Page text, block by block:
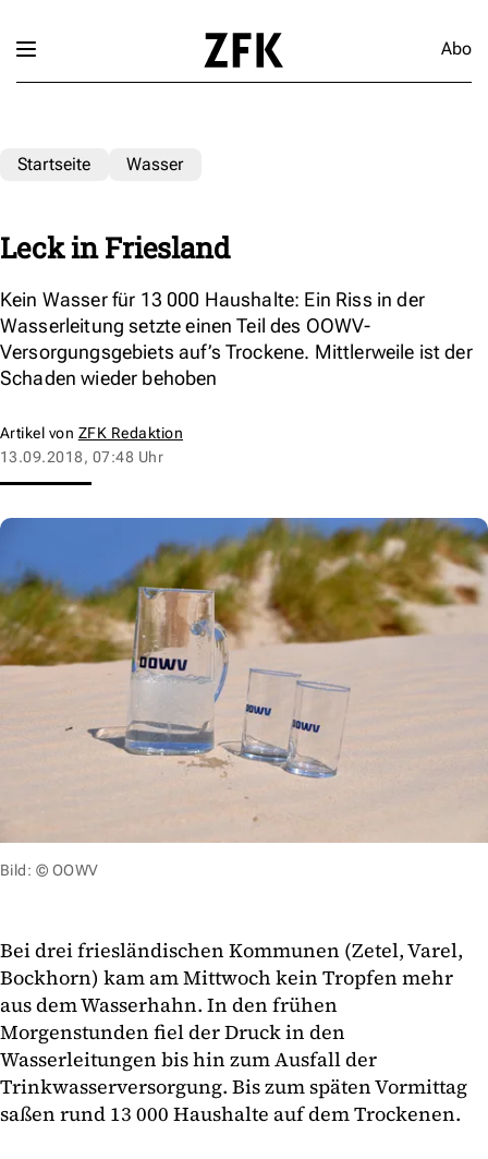
Abo
Startseite Wasser
Leck in Friesland
Kein Wasser für 13 000 Haushalte: Ein Riss in der
Wasserleitung setzte einen Teil des OOWV-
Versorgungsgebiets auf’s Trockene. Mittlerweile ist der
Schaden wieder behoben
Artikel von ZFK Redaktion
13.09.2018, 07:48 Uhr
Bild: © OOWV
Bei drei friesländischen Kommunen (Zetel, Varel,
Bockhorn) kam am Mittwoch kein Tropfen mehr
aus dem Wasserhahn. In den frühen
Morgenstunden fiel der Druck in den
Wasserleitungen bis hin zum Ausfall der
Trinkwasserversorgung. Bis zum späten Vormittag
saßen rund 13 000 Haushalte auf dem Trockenen.